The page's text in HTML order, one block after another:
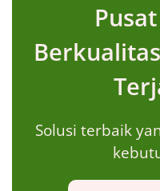
Solusi terbaik